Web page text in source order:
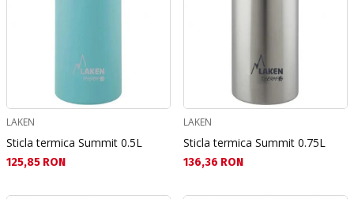
LAKEN
Sticla termica Summit 0.5L
Текуща цена:
125,85 RON
LAKEN
Sticla termica Summit 0.75L
Текуща цена:
136,36 RON